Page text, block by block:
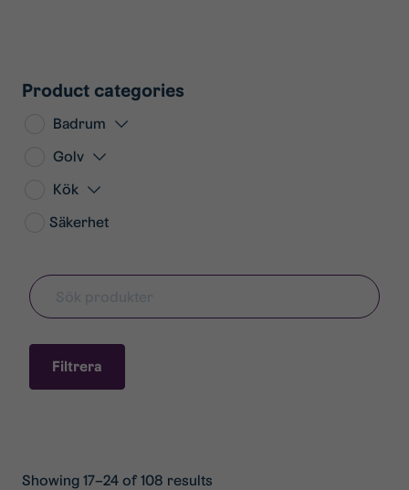
Product categories
Badrum
Golv
Kök
Säkerhet
Filtrera
Showing 17–24 of 108 results